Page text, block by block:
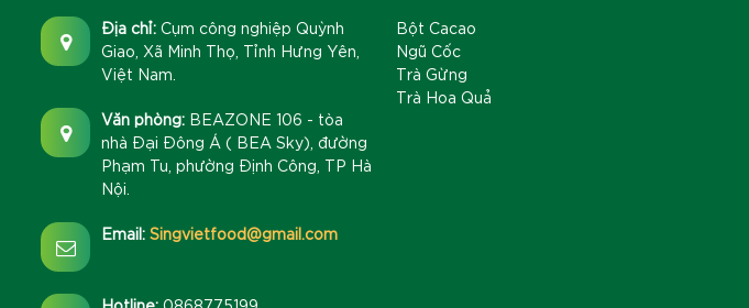
Địa chỉ: Cụm công nghiệp Quỳnh
Giao, Xã Minh Thọ, Tỉnh Hưng Yên,
Việt Nam.
Văn phòng: BEAZONE 106 - tòa
nhà Đại Đông Á ( BEA Sky), đường
Phạm Tu, phường Định Công, TP Hà
Nội.
Email: Singvietfood@gmail.com
Bột Cacao
Ngũ Cốc
Trà Gừng
Trà Hoa Quả